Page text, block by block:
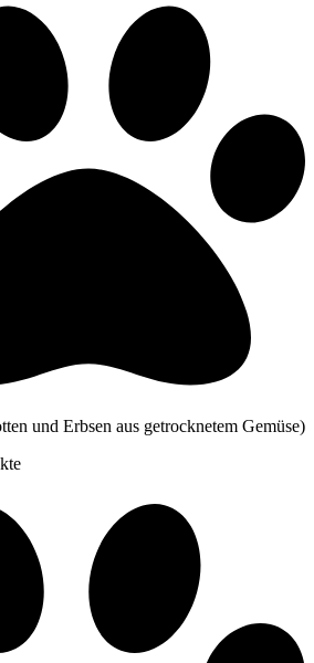
und Erbsen aus getrocknetem Gemüse)